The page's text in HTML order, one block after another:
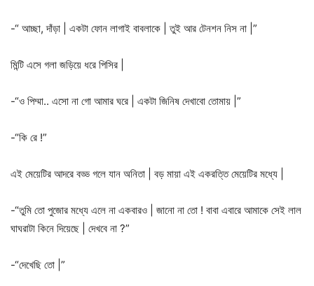
-“ আচ্ছা, দাঁড়া | একটা ফোন লাগাই বাবলাকে | তুই আর টেনশন নিস না |”
মিন্টি এসে গলা জড়িয়ে ধরে পিসির |
-“ও পিম্মা.. এসো না গো আমার ঘরে | একটা জিনিষ দেখাবো তোমায় |”
-“কি রে !”
এই মেয়েটির আদরে বড্ড গলে যান অনিতা | বড় মায়া এই একরত্তি মেয়েটির মধ্যে |
-“তুমি তো পুজোর মধ্যে এলে না একবারও | জানো না তো ! বাবা এবারে আমাকে সেই লাল
ঘাঘরাটা কিনে দিয়েছে | দেখবে না ?”
-“দেখেছি তো |”